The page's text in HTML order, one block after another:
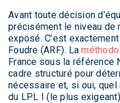
Avant toute décision
précisément le niveau de
exposé. C’est
Foudre (ARF). La
France sous la référence
cadre structuré pour
nécessaire et, si oui,
du LPL I (le plus